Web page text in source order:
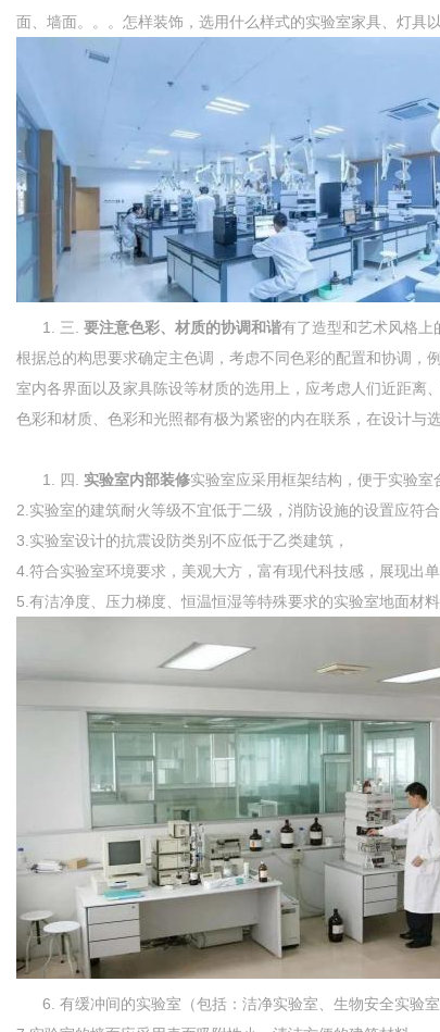
面、墙面。。。怎样装饰，选用什么样式的实验室家具、灯具以
三. 要注意色彩、材质的协调和谐有了造型和艺术风格上
根据总的构思要求确定主色调，考虑不同色彩的配置和协调，
室内各界面以及家具陈设等材质的选用上，应考虑人们近距离
色彩和材质、色彩和光照都有极为紧密的内在联系，在设计与
四. 实验室内部装修实验室应采用框架结构，便于实验室
2.实验室的建筑耐火等级不宜低于二级，消防设施的设置应符
3.实验室设计的抗震设防类别不应低于乙类建筑，
4.符合实验室环境要求，美观大方，富有现代科技感，展现出
5.有洁净度、压力梯度、恒温恒湿等特殊要求的实验室地面材
有缓冲间的实验室（包括：洁净实验室、生物安全实验